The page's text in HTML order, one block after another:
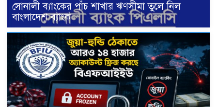
সোনালী ব্যাংকের পাঁচ শাখার ঋণসীমা তুলে নিল
বাংলাদেশ ব্যাংক